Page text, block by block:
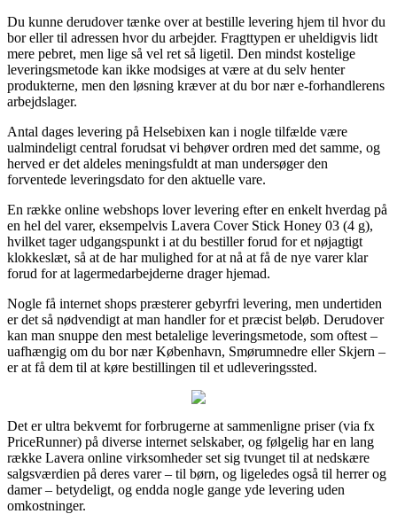
Du kunne derudover tænke over at bestille levering hjem til hvor du
bor eller til adressen hvor du arbejder. Fragttypen er uheldigvis lidt
mere pebret, men lige så vel ret så ligetil. Den mindst kostelige
leveringsmetode kan ikke modsiges at være at du selv henter
produkterne, men den løsning kræver at du bor nær e-forhandlerens
arbejdslager.
Antal dages levering på Helsebixen kan i nogle tilfælde være
ualmindeligt central forudsat vi behøver ordren med det samme, og
herved er det aldeles meningsfuldt at man undersøger den
forventede leveringsdato for den aktuelle vare.
En række online webshops lover levering efter en enkelt hverdag på
en hel del varer, eksempelvis Lavera Cover Stick Honey 03 (4 g),
hvilket tager udgangspunkt i at du bestiller forud for et nøjagtigt
klokkeslæt, så at de har mulighed for at nå at få de nye varer klar
forud for at lagermedarbejderne drager hjemad.
Nogle få internet shops præsterer gebyrfri levering, men undertiden
er det så nødvendigt at man handler for et præcist beløb. Derudover
kan man snuppe den mest betalelige leveringsmetode, som oftest –
uafhængig om du bor nær København, Smørumnedre eller Skjern –
er at få dem til at køre bestillingen til et udleveringssted.
Det er ultra bekvemt for forbrugerne at sammenligne priser (via fx
PriceRunner) på diverse internet selskaber, og følgelig har en lang
række Lavera online virksomheder set sig tvunget til at nedskære
salgsværdien på deres varer – til børn, og ligeledes også til herrer og
damer – betydeligt, og endda nogle gange yde levering uden
omkostninger.